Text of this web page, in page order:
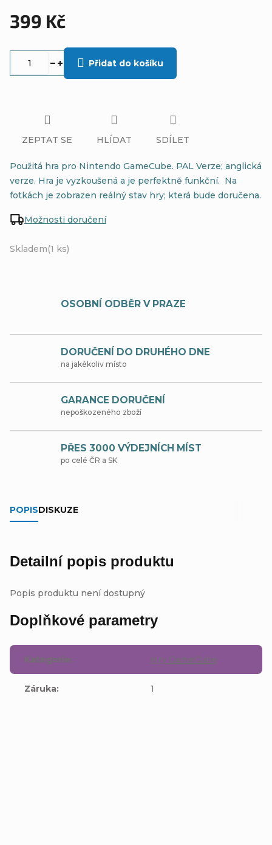
399 Kč
Skladem(1 ks)
Možnosti doručení
Přidat do košíku
Použitá hra pro Nintendo GameCube. PAL Verze; anglická
verze. Hra je vyzkoušená a je perfektně funkční. Na
fotkách je zobrazen reálný stav hry; která bude doručena.
ZEPTAT SE HLÍDAT SDÍLET
OSOBNÍ ODBĚR V PRAZE
DORUČENÍ DO DRUHÉHO DNE
na jakékoliv místo
GARANCE DORUČENÍ
nepoškozeného zboží
PŘES 3000 VÝDEJNÍCH MÍST
po celé ČR a SK
POPISDISKUZE
Detailní popis produktu
Popis produktu není dostupný
Doplňkové parametry
Kategorie: Hry GameCube
Záruka: 1